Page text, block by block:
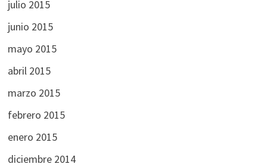
julio 2015
junio 2015
mayo 2015
abril 2015
marzo 2015
febrero 2015
enero 2015
diciembre 2014